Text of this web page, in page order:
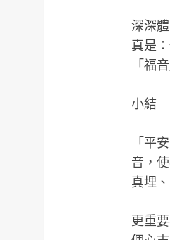
深深
真是
「福
小結
「平
音，
真埋
更重